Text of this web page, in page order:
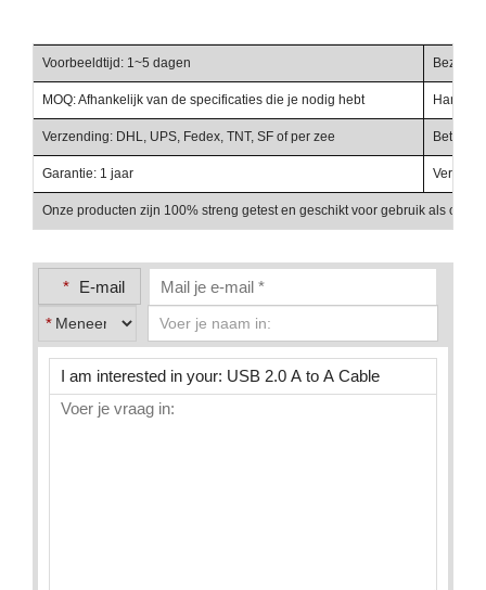
Voorbeeldtijd: 1~5 dagen
MOQ: Afhankelijk van de specificaties die je nodig hebt
Verzending: DHL, UPS, Fedex, TNT, SF of per zee
Garantie: 1 jaar
Onze producten zijn 100% streng getest en geschikt voor gebruik als
* E-mail
*